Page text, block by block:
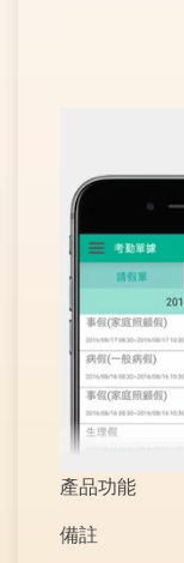
產品功能
備註